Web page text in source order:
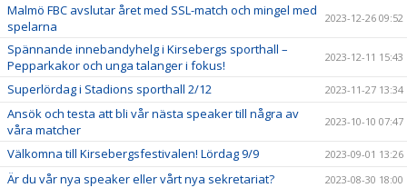
Malmö FBC avslutar året med SSL-match och mingel med
spelarna
2023-12-26 09:52
Spännande innebandyhelg i Kirsebergs sporthall –
Pepparkakor och unga talanger i fokus!
2023-12-11 15:43
Superlördag i Stadions sporthall 2/12 2023-11-27 13:34
Ansök och testa att bli vår nästa speaker till några av
våra matcher
2023-10-10 07:47
Välkomna till Kirsebergsfestivalen! Lördag 9/9 2023-09-01 13:26
Är du vår nya speaker eller vårt nya sekretariat? 2023-08-30 18:00